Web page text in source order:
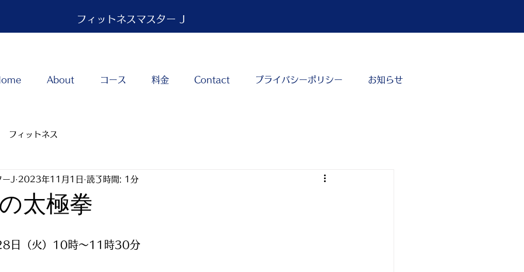
フィットネスマスター J
About コース 料金 Contact プライバシーポリシー お知らせ
フィットネス
太極拳
ーJ 2023年11月1日 読了時間: 1分
日（火）10時～11時30分